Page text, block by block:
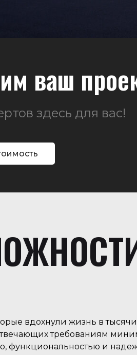
ваш
здесь для вас!
вдохнули жизнь в
требованиям
и